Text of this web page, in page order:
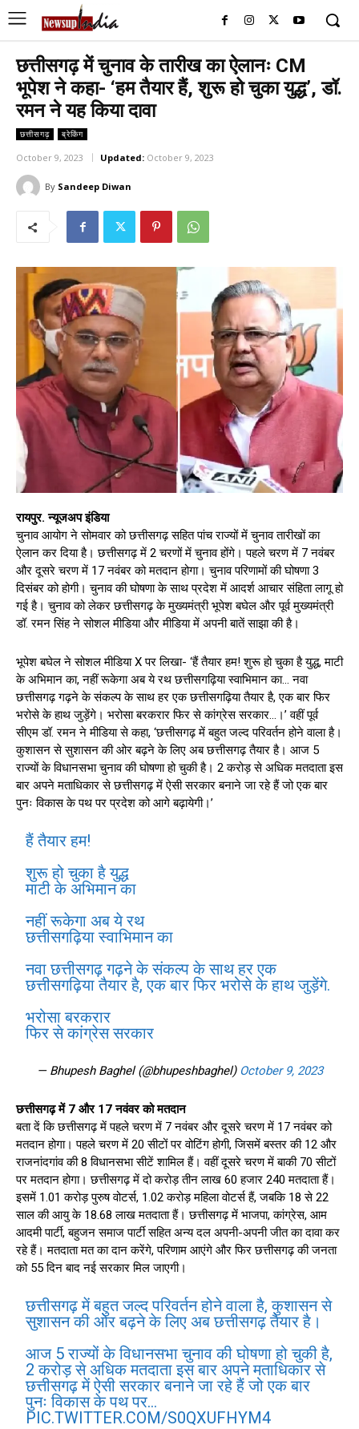
छत्तीसगढ़ में चुनाव के तारीख का ऐलानः CM
भूपेश ने कहा- ‘हम तैयार हैं, शुरू हो चुका युद्ध’, डॉ.
रमन ने यह किया दावा
छत्तीसगढ़ ब्रेकिंग
October 9, 2023 Updated: October 9, 2023
By Sandeep Diwan
रायपुर. न्यूजअप इंडिया
चुनाव आयोग ने सोमवार को छत्तीसगढ़ सहित पांच राज्यों में चुनाव तारीखों का
ऐलान कर दिया है। छत्तीसगढ़ में 2 चरणों में चुनाव होंगे। पहले चरण में 7 नवंबर
और दूसरे चरण में 17 नवंबर को मतदान होगा। चुनाव परिणामों की घोषणा 3
दिसंबर को होगी। चुनाव की घोषणा के साथ प्रदेश में आदर्श आचार संहिता लागू हो
गई है। चुनाव को लेकर छत्तीसगढ़ के मुख्यमंत्री भूपेश बघेल और पूर्व मुख्यमंत्री
डॉ. रमन सिंह ने सोशल मीडिया और मीडिया में अपनी बातें साझा की है।
भूपेश बघेल ने सोशल मीडिया X पर लिखा- ‘हैं तैयार हम! शुरू हो चुका है युद्ध, माटी
के अभिमान का, नहीं रूकेगा अब ये रथ छत्तीसगढ़िया स्वाभिमान का… नवा
छत्तीसगढ़ गढ़ने के संकल्प के साथ हर एक छत्तीसगढ़िया तैयार है, एक बार फिर
भरोसे के हाथ जुड़ेंगे। भरोसा बरकरार फिर से कांग्रेस सरकार…।’ वहीं पूर्व
सीएम डॉ. रमन ने मीडिया से कहा, ‘छत्तीसगढ़ में बहुत जल्द परिवर्तन होने वाला है।
कुशासन से सुशासन की ओर बढ़ने के लिए अब छत्तीसगढ़ तैयार है। आज 5
राज्यों के विधानसभा चुनाव की घोषणा हो चुकी है। 2 करोड़ से अधिक मतदाता इस
बार अपने मताधिकार से छत्तीसगढ़ में ऐसी सरकार बनाने जा रहे हैं जो एक बार
पुनः विकास के पथ पर प्रदेश को आगे बढ़ायेगी।’
हैं तैयार हम!
शुरू हो चुका है युद्ध
माटी के अभिमान का
नहीं रूकेगा अब ये रथ
छत्तीसगढ़िया स्वाभिमान का
नवा छत्तीसगढ़ गढ़ने के संकल्प के साथ हर एक
छत्तीसगढ़िया तैयार है, एक बार फिर भरोसे के हाथ जुड़ेंगे.
भरोसा बरकरार
फिर से कांग्रेस सरकार
— Bhupesh Baghel (@bhupeshbaghel) October 9, 2023
छत्तीसगढ़ में 7 और 17 नवंवर को मतदान
बता दें कि छत्तीसगढ़ में पहले चरण में 7 नवंबर और दूसरे चरण में 17 नवंबर को
मतदान होगा। पहले चरण में 20 सीटों पर वोटिंग होगी, जिसमें बस्तर की 12 और
राजनांदगांव की 8 विधानसभा सीटें शामिल हैं। वहीं दूसरे चरण में बाकी 70 सीटों
पर मतदान होगा। छत्तीसगढ़ में दो करोड़ तीन लाख 60 हजार 240 मतदाता हैं।
इसमें 1.01 करोड़ पुरुष वोटर्स, 1.02 करोड़ महिला वोटर्स हैं, जबकि 18 से 22
साल की आयु के 18.68 लाख मतदाता हैं। छत्तीसगढ़ में भाजपा, कांग्रेस, आम
आदमी पार्टी, बहुजन समाज पार्टी सहित अन्य दल अपनी-अपनी जीत का दावा कर
रहे हैं। मतदाता मत का दान करेंगे, परिणाम आएंगे और फिर छत्तीसगढ़ की जनता
को 55 दिन बाद नई सरकार मिल जाएगी।
छत्तीसगढ़ में बहुत जल्द परिवर्तन होने वाला है, कुशासन से
सुशासन की ओर बढ़ने के लिए अब छत्तीसगढ़ तैयार है।
आज 5 राज्यों के विधानसभा चुनाव की घोषणा हो चुकी है,
2 करोड़ से अधिक मतदाता इस बार अपने मताधिकार से
छत्तीसगढ़ में ऐसी सरकार बनाने जा रहे हैं जो एक बार
पुनः विकास के पथ पर…
PIC.TWITTER.COM/S0QXUFHYM4